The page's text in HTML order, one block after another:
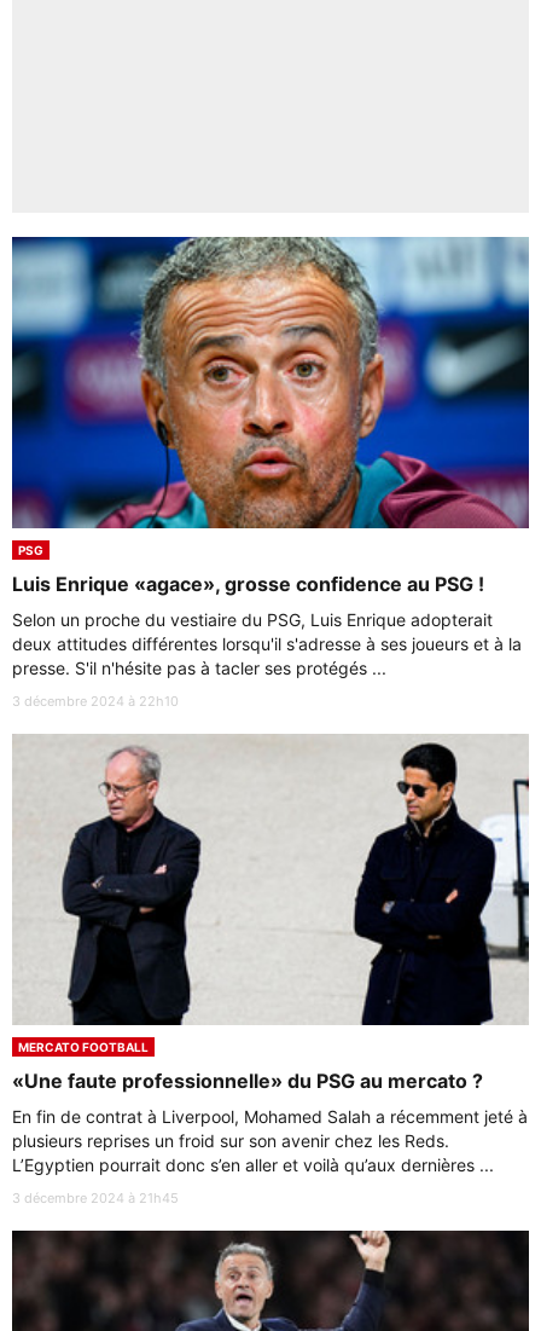
PSG
Luis Enrique «agace», grosse confidence au PSG !
Selon un proche du vestiaire du PSG, Luis Enrique adopterait
deux attitudes différentes lorsqu'il s'adresse à ses joueurs et à la
presse. S'il n'hésite pas à tacler ses protégés ...
3 décembre 2024 à 22h10
MERCATO FOOTBALL
«Une faute professionnelle» du PSG au mercato ?
En fin de contrat à Liverpool, Mohamed Salah a récemment jeté à
plusieurs reprises un froid sur son avenir chez les Reds.
L’Egyptien pourrait donc s’en aller et voilà qu’aux dernières ...
3 décembre 2024 à 21h45